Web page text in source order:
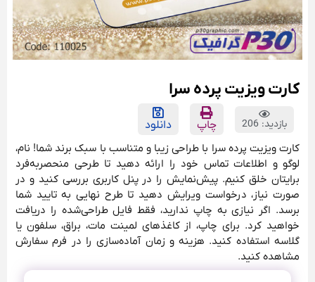
کارت ویزیت پرده سرا
بازدید: 206 چاپ
دانلود
کارت ویزیت پرده سرا با طراحی زیبا و متناسب با سبک برند شما! نام،
لوگو و اطلاعات تماس خود را ارائه دهید تا طرحی منحصربه‌فرد
برایتان خلق کنیم. پیش‌نمایش را در پنل کاربری بررسی کنید و در
صورت نیاز، درخواست ویرایش دهید تا طرح نهایی به تایید شما
برسد. اگر نیازی به چاپ ندارید، فقط فایل طراحی‌شده را دریافت
خواهید کرد. برای چاپ، از کاغذهای لمینت مات، براق، سلفون یا
گلاسه استفاده کنید. هزینه و زمان آماده‌سازی را در فرم سفارش
مشاهده کنید.